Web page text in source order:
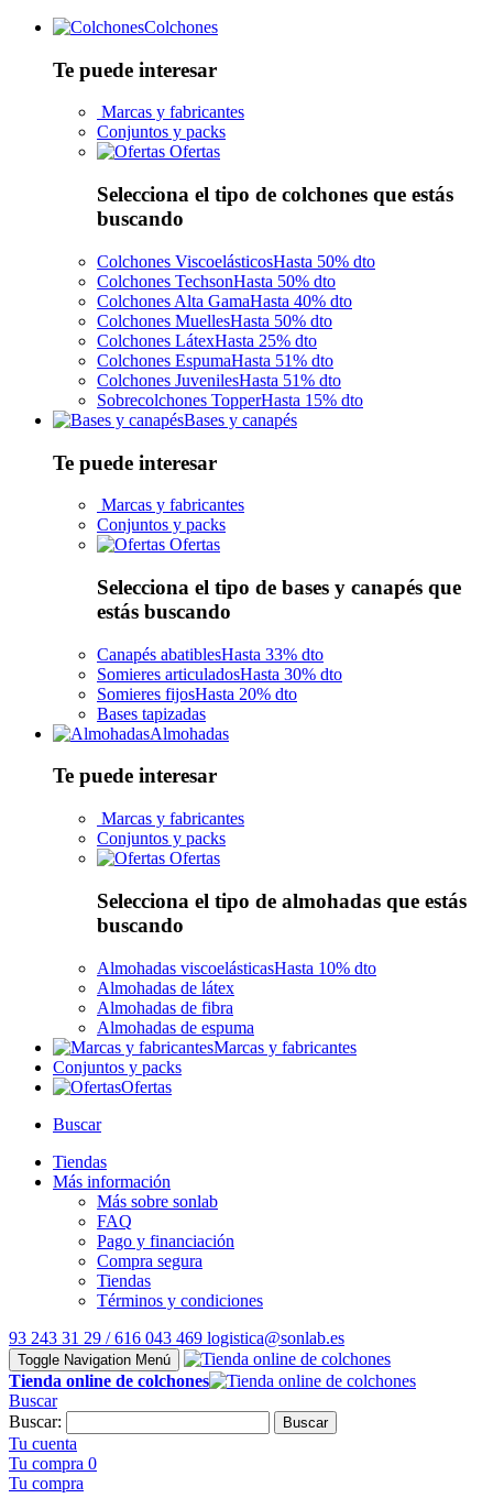
Colchones
Te puede interesar
Marcas y fabricantes
Conjuntos y packs
Ofertas
Selecciona el tipo de colchones que estás
buscando
Colchones ViscoelásticosHasta 50% dto
Colchones TechsonHasta 50% dto
Colchones Alta GamaHasta 40% dto
Colchones MuellesHasta 50% dto
Colchones LátexHasta 25% dto
Colchones EspumaHasta 51% dto
Colchones JuvenilesHasta 51% dto
Sobrecolchones TopperHasta 15% dto
Bases y canapés
Te puede interesar
Marcas y fabricantes
Conjuntos y packs
Ofertas
Selecciona el tipo de bases y canapés que
estás buscando
Canapés abatiblesHasta 33% dto
Somieres articuladosHasta 30% dto
Somieres fijosHasta 20% dto
Bases tapizadas
Almohadas
Te puede interesar
Marcas y fabricantes
Conjuntos y packs
Ofertas
Selecciona el tipo de almohadas que estás
buscando
Almohadas viscoelásticasHasta 10% dto
Almohadas de látex
Almohadas de fibra
Almohadas de espuma
Marcas y fabricantes
Conjuntos y packs
Ofertas
Buscar
Tiendas
Más información
Más sobre sonlab
FAQ
Pago y financiación
Compra segura
Tiendas
Términos y condiciones
93 243 31 29 / 616 043 469 logistica@sonlab.es
Toggle Navigation Menú
Tienda online de colchones
Buscar
Buscar:
Buscar
Tu cuenta
Tu compra 0
Tu compra